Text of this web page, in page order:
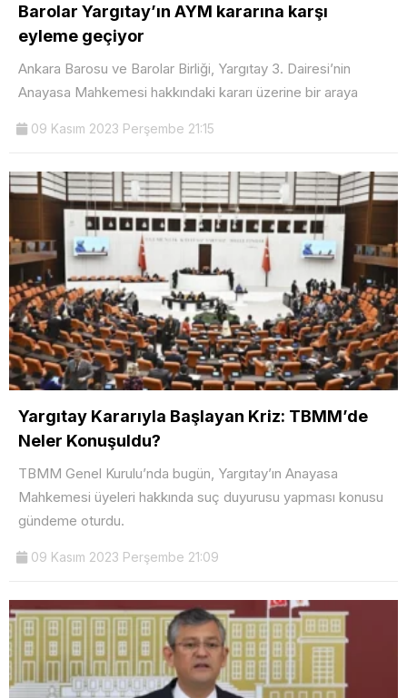
Barolar Yargıtay’ın AYM kararına karşı
eyleme geçiyor
Ankara Barosu ve Barolar Birliği, Yargıtay 3. Dairesi’nin
Anayasa Mahkemesi hakkındaki kararı üzerine bir araya
09 Kasım 2023 Perşembe 21:15
Yargıtay Kararıyla Başlayan Kriz: TBMM’de
Neler Konuşuldu?
TBMM Genel Kurulu’nda bugün, Yargıtay’ın Anayasa
Mahkemesi üyeleri hakkında suç duyurusu yapması konusu
gündeme oturdu.
09 Kasım 2023 Perşembe 21:09